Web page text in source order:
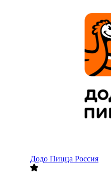
Додо Пицца Россия